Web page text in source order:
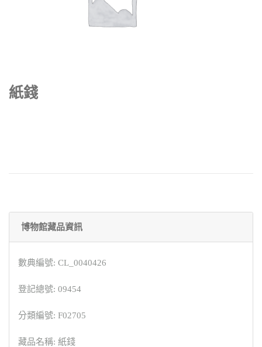
紙錢
博物館藏品資訊
數典編號: CL_0040426
登記總號: 09454
分類編號: F02705
藏品名稱: 紙錢